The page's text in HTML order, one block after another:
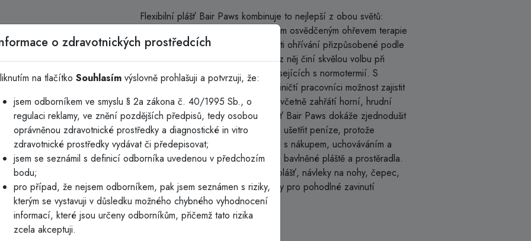
Flexibilní plášť Bair Paws kombinuje to nejlepší z obou světů:
pohodlí pláště Bair Paws s výkonným osvědčeným ohřevem terapie
Bair Hugger. Všestranné schopnosti ohřívání přizpůsobené podle
stavu pacienta, které plášť nabízí, z něj činí skvělou volbu při
dosahování kvalitních měření souvisejících s normotermií. S
použitím jediného pláště teď mají kliničtí pracovníci možnost zajistit
ohřívání při téměř každém zákroku včetně zahřátí horní, hrudní
nebo dolní části těla. Flexibilní plášť Bair Paws dokáže zjednodušit
celý proces zahřátí před operací a ušetřit peníze, protože
eliminuje náklady a těžkosti spojené s nákupem, uchováváním a
používáním více položek, jako jsou bavlněné pláště a prostěradla.
Sada zahřívacího pláště obsahuje plášť, návleky na nohy, čepec,
tašku na osobní věci a tašku na boty pro pohodlné zavinutí
pacienta.
Hlavní informace
o zdravotnických prostředcích
na tlačítko Souhlasím výslovně prohlašuji a potvrzuji, že:
jsem odborníkem ve smyslu § 2a zákona č. 40/1995 Sb., o
regulaci reklamy, ve znění pozdějších předpisů, tedy osobou
oprávněnou zdravotnické prostředky a diagnostické in vitro
zdravotnické prostředky vydávat či předepisovat;
jsem se seznámil s definicí odborníka uvedenou v předchozím
bodu;
pro případ, že nejsem odborníkem, pak jsem seznámen s riziky,
kterým se vystavuji v důsledku možného chybného vyhodnocení
informací, které jsou určeny odborníkům, přičemž tato rizika
zcela akceptuji.